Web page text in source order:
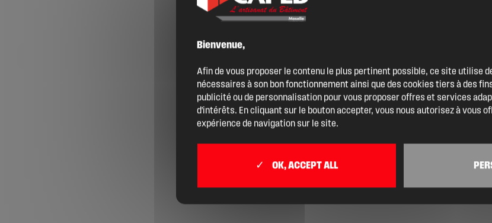
Nos services
Actualités
Boîte à outils
Boutique
Bienvenue,
Afin de vous proposer le contenu le plus pertinent possible, ce site utilise
nécessaires à son bon fonctionnement ainsi que des cookies tiers à des
publicité ou de personnalisation pour vous proposer offres et services
d'intérêts. En cliquant sur le bouton accepter, vous nous autorisez à vous
expérience de navigation sur le site.
OK, ACCEPT ALL